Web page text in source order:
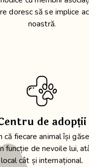
doresc să se implice
noastră.
de adopții
că fiecare animal își
funcție de nevoile lui,
local cât și internațional.